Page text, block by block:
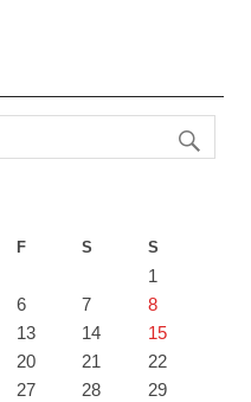
F S S
1
6 7
8
13 14
15
20 21
22
27 28
29